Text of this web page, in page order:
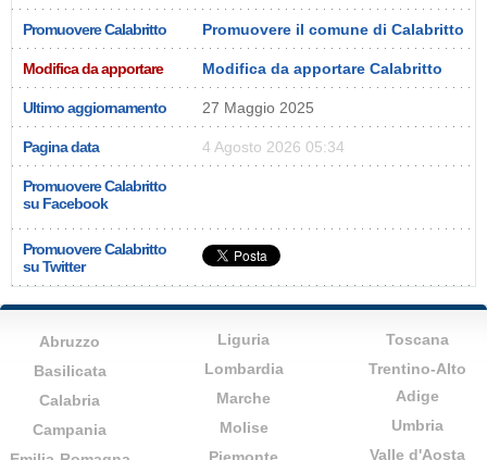
Promuovere Calabritto Promuovere il comune di Calabritto
Modifica da apportare Modifica da apportare Calabritto
Ultimo aggiornamento 27 Maggio 2025
Pagina data 4 Agosto 2026 05:34
Promuovere Calabritto
su Facebook
Promuovere Calabritto
su Twitter
Abruzzo
Basilicata
Calabria
Campania
Liguria
Lombardia
Marche
Molise
Toscana
Trentino-Alto
Adige
Umbria
Valle d'Aosta